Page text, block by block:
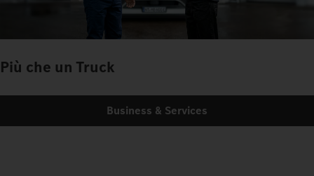
Più che un Truck
Business & Services